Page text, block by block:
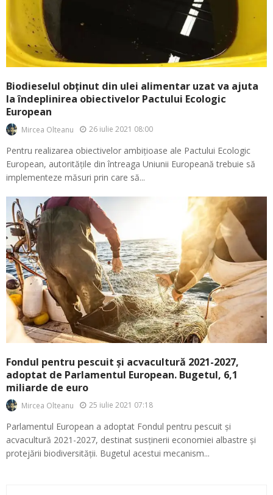
Biodieselul obținut din ulei alimentar uzat va ajuta
la îndeplinirea obiectivelor Pactului Ecologic
European
Mircea Olteanu 26 iulie 2021 08:00
Pentru realizarea obiectivelor ambițioase ale Pactului Ecologic
European, autoritățile din întreaga Uniunii Europeană trebuie să
implementeze măsuri prin care să...
Fondul pentru pescuit și acvacultură 2021-2027,
adoptat de Parlamentul European. Bugetul, 6,1
miliarde de euro
Mircea Olteanu 25 iulie 2021 07:18
Parlamentul European a adoptat Fondul pentru pescuit și
acvacultură 2021-2027, destinat susținerii economiei albastre și
protejării biodiversității. Bugetul acestui mecanism...